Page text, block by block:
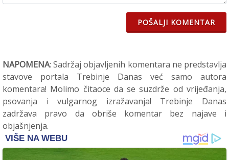
POŠALJI KOMENTAR
NAPOMENA: Sadržaj objavljenih komentara ne predstavlja
stavove portala Trebinje Danas već samo autora
komentara! Molimo čitaoce da se suzdrže od vrijeđanja,
psovanja i vulgarnog izražavanja! Trebinje Danas
zadržava pravo da obriše komentar bez najave i
objašnjenja.